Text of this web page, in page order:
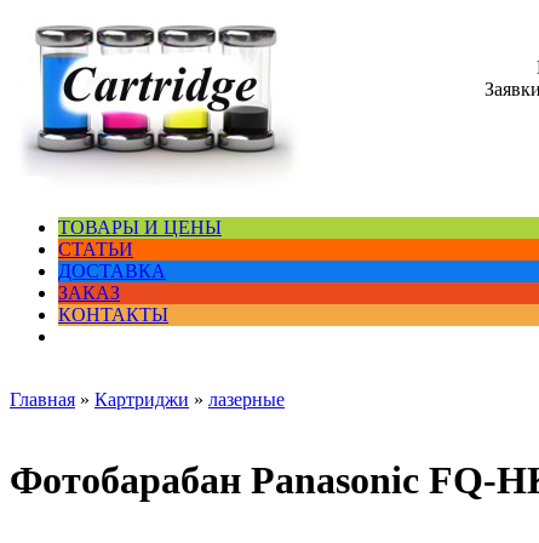
ТОВАРЫ И ЦЕНЫ
СТАТЬИ
ДОСТАВКА
ЗАКАЗ
КОНТАКТЫ
Главная » Картриджи » лазерные
Фотобарабан Panasonic FQ-